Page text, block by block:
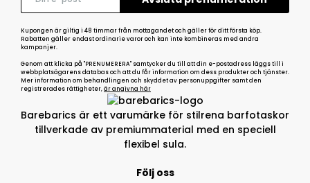
Barebarics är ett varumärke för stilrena barfotaskor
tillverkade av premiummaterial med en speciell
flexibel sula.
Följ oss
Kupongen är giltig i 48 timmar från mottagandet och gäller för ditt första köp.
Rabatten gäller endast ordinarie varor och kan inte kombineras med andra
kampanjer.
Genom att klicka på "PRENUMERERA" samtycker du till att din e-postadress läggs till i
webbplatsägarens databas och att du får information om dess produkter och tjänster.
Mer information om behandlingen och skyddet av personuppgifter samt den
registrerades rättigheter,är angivna här